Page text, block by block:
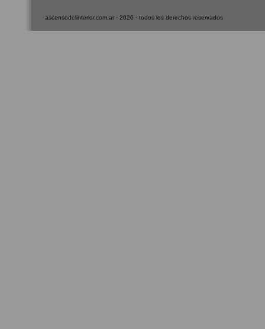
ascensodelinterior.com.ar · 2026 · todos los derechos reservados